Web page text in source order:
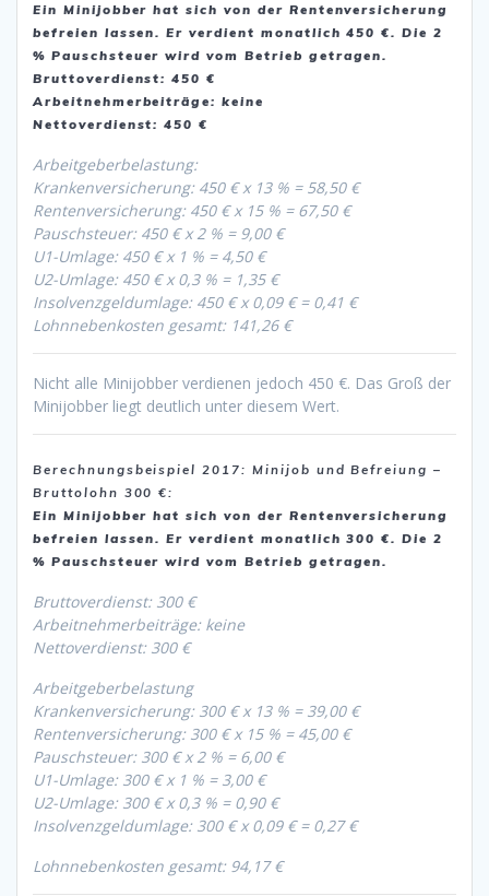
Ein Minijobber hat sich von der Rentenversicherung
befreien lassen. Er verdient monatlich 450 €. Die 2
% Pauschsteuer wird vom Betrieb getragen.
Bruttoverdienst: 450 €
Arbeitnehmerbeiträge: keine
Nettoverdienst: 450 €
Arbeitgeberbelastung:
Krankenversicherung: 450 € x 13 % = 58,50 €
Rentenversicherung: 450 € x 15 % = 67,50 €
Pauschsteuer: 450 € x 2 % = 9,00 €
U1-Umlage: 450 € x 1 % = 4,50 €
U2-Umlage: 450 € x 0,3 % = 1,35 €
Insolvenzgeldumlage: 450 € x 0,09 € = 0,41 €
Lohnnebenkosten gesamt: 141,26 €
Nicht alle Minijobber verdienen jedoch 450 €. Das Groß der
Minijobber liegt deutlich unter diesem Wert.
Berechnungsbeispiel 2017: Minijob und Befreiung –
Bruttolohn 300 €:
Ein Minijobber hat sich von der Rentenversicherung
befreien lassen. Er verdient monatlich 300 €. Die 2
% Pauschsteuer wird vom Betrieb getragen.
Bruttoverdienst: 300 €
Arbeitnehmerbeiträge: keine
Nettoverdienst: 300 €
Arbeitgeberbelastung
Krankenversicherung: 300 € x 13 % = 39,00 €
Rentenversicherung: 300 € x 15 % = 45,00 €
Pauschsteuer: 300 € x 2 % = 6,00 €
U1-Umlage: 300 € x 1 % = 3,00 €
U2-Umlage: 300 € x 0,3 % = 0,90 €
Insolvenzgeldumlage: 300 € x 0,09 € = 0,27 €
Lohnnebenkosten gesamt: 94,17 €